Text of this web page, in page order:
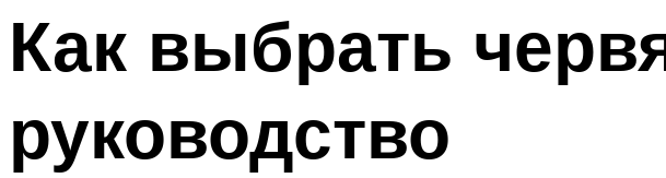
Как выбрать
руководство